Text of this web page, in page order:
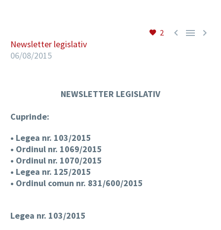
2   
Newsletter legislativ
06/08/2015
NEWSLETTER LEGISLATIV
Cuprinde:
• Legea nr. 103/2015
• Ordinul nr. 1069/2015
• Ordinul nr. 1070/2015
• Legea nr. 125/2015
• Ordinul comun nr. 831/600/2015
Legea nr. 103/2015